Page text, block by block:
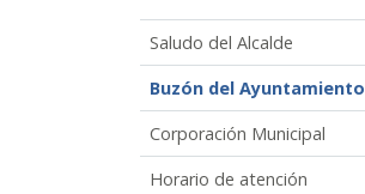
Saludo del Alcalde
Buzón del Ayuntamiento
Corporación Municipal
Horario de atención